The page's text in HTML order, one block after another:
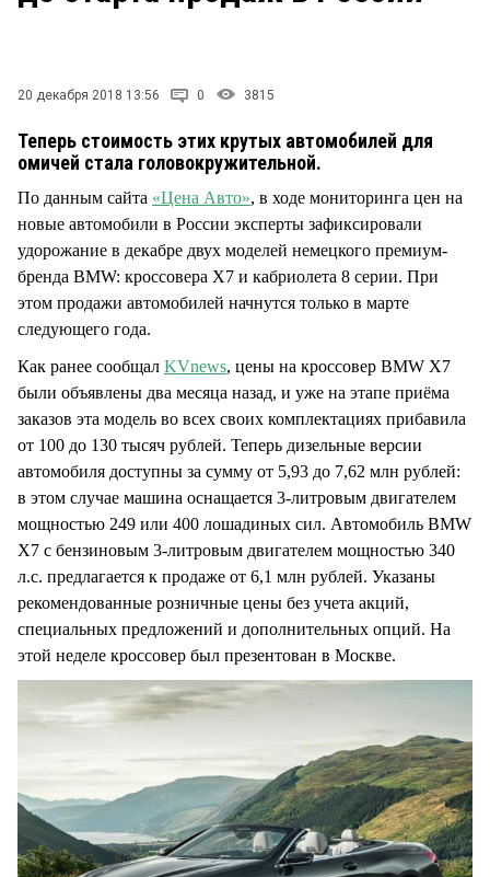
Архив
20 декабря 2018 13:56 0 3815
Теперь стоимость этих крутых автомобилей для
омичей стала головокружительной.
По данным сайта «Цена Авто», в ходе мониторинга цен на
новые автомобили в России эксперты зафиксировали
удорожание в декабре двух моделей немецкого премиум-
бренда BMW: кроссовера Х7 и кабриолета 8 серии. При
этом продажи автомобилей начнутся только в марте
следующего года.
Как ранее сообщал KVnews, цены на кроссовер BMW X7
были объявлены два месяца назад, и уже на этапе приёма
заказов эта модель во всех своих комплектациях прибавила
от 100 до 130 тысяч рублей. Теперь дизельные версии
автомобиля доступны за сумму от 5,93 до 7,62 млн рублей:
в этом случае машина оснащается 3-литровым двигателем
мощностью 249 или 400 лошадиных сил. Автомобиль BMW
X7 с бензиновым 3-литровым двигателем мощностью 340
л.с. предлагается к продаже от 6,1 млн рублей. Указаны
рекомендованные розничные цены без учета акций,
специальных предложений и дополнительных опций. На
этой неделе кроссовер был презентован в Москве.